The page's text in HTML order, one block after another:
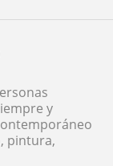
y
pintura,